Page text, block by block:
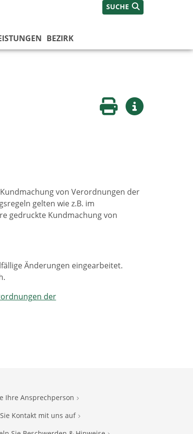
SUCHE
BEZIRK
Seite druckenWeitere Infos
von Verordnungen der
gelten wie z.B. im
gedruckte Kundmachung von
Änderungen eingearbeitet.
der
Ihre Ansprechperson
Kontakt mit uns auf